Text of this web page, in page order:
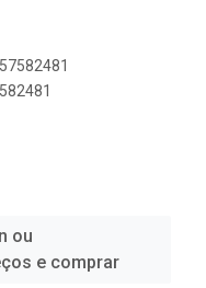
ou
e comprar